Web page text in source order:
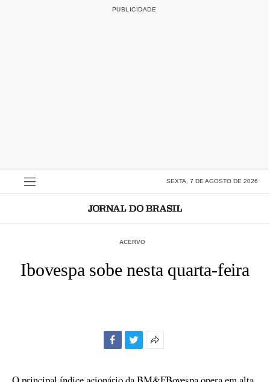
SEXTA, 7 DE AGOSTO DE 2026
ACERVO
Ibovespa sobe nesta quarta-feira